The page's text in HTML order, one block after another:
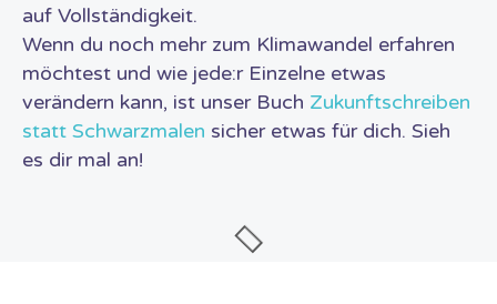
auf Vollständigkeit.
Wenn du noch mehr zum Klimawandel erfahren
möchtest und wie jede:r Einzelne etwas
verändern kann, ist unser Buch Zukunftschreiben
statt Schwarzmalen sicher etwas für dich. Sieh
es dir mal an!